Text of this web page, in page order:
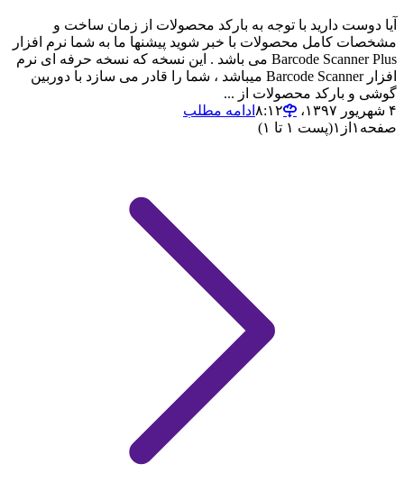
آیا دوست دارید با توجه به بارکد محصولات از زمان ساخت و
مشخصات کامل محصولات با خبر شوید پیشنها ما به شما نرم افزار
Barcode Scanner Plus می باشد . این نسخه که نسخه حرفه ای نرم
افزار Barcode Scanner میباشد ، شما را قادر می سازد با دوربین
گوشی و بارکد محصولات از ...
۴ شهریور ۱۳۹۷،‏ ۸:۱۲
ادامه مطلب
صفحه ۱ از ۱(پست ۱ تا ۱)